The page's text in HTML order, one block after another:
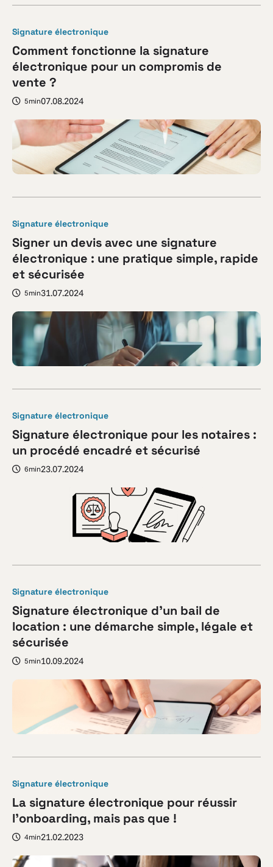
Signature électronique
Comment fonctionne la signature
électronique pour un compromis de
vente ?
5min07.08.2024
Signature électronique
Signer un devis avec une signature
électronique : une pratique simple, rapide
et sécurisée
5min31.07.2024
Signature électronique
Signature électronique pour les notaires :
un procédé encadré et sécurisé
6min23.07.2024
Signature électronique
Signature électronique d’un bail de
location : une démarche simple, légale et
sécurisée
5min10.09.2024
Signature électronique
La signature électronique pour réussir
l’onboarding, mais pas que !
4min21.02.2023